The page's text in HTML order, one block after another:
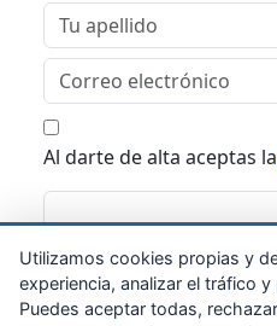
Al darte de alta aceptas la
Utilizamos cookies propias y
experiencia, analizar el tráfico
Puedes aceptar todas,